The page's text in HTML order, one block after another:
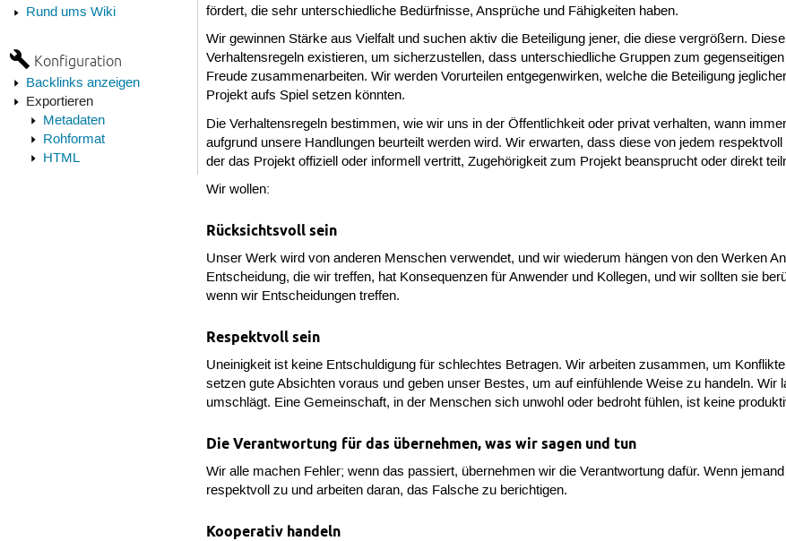
Rund ums Wiki
Konfiguration
Backlinks anzeigen
Exportieren
Metadaten
Rohformat
HTML
fördert, die sehr unterschiedliche Bedürfnisse, Ansprüche und Fähigkeiten haben.
Wir gewinnen Stärke aus Vielfalt und suchen aktiv die Beteiligung jener, die diese vergrößern. Diese
Verhaltensregeln existieren, um sicherzustellen, dass unterschiedliche Gruppen zum
Freude zusammenarbeiten. Wir werden Vorurteilen entgegenwirken, welche die Beteiligung
Projekt aufs Spiel setzen könnten.
Die Verhaltensregeln bestimmen, wie wir uns in der Öffentlichkeit oder privat verhalten, wann
aufgrund unsere Handlungen beurteilt werden wird. Wir erwarten, dass diese von jedem respektvoll
der das Projekt offiziell oder informell vertritt, Zugehörigkeit zum Projekt beansprucht oder direkt
Wir wollen:
Rücksichtsvoll sein
Unser Werk wird von anderen Menschen verwendet, und wir wiederum hängen von den Werken
Entscheidung, die wir treffen, hat Konsequenzen für Anwender und Kollegen, und wir sollten sie
wenn wir Entscheidungen treffen.
Respektvoll sein
Uneinigkeit ist keine Entschuldigung für schlechtes Betragen. Wir arbeiten zusammen, um
setzen gute Absichten voraus und geben unser Bestes, um auf einfühlende Weise zu handeln.
umschlägt. Eine Gemeinschaft, in der Menschen sich unwohl oder bedroht fühlen, ist keine
Die Verantwortung für das übernehmen, was wir sagen und tun
Wir alle machen Fehler; wenn das passiert, übernehmen wir die Verantwortung dafür. Wenn
respektvoll zu und arbeiten daran, das Falsche zu berichtigen.
Kooperativ handeln